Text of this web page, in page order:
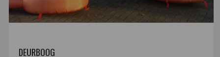
DEURBOOG